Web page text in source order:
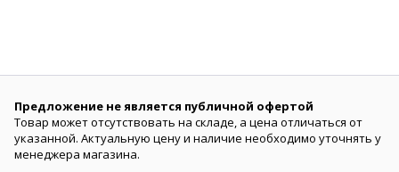
Предложение не является публичной офертой
Товар может отсутствовать на складе, а цена отличаться от
указанной. Актуальную цену и наличие необходимо уточнять у
менеджера магазина.